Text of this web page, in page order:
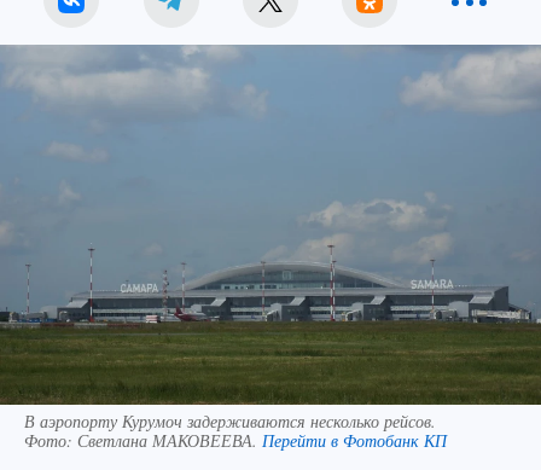
В аэропорту Курумоч задерживаются несколько рейсов.
Фото: Светлана МАКОВЕЕВА. Перейти в Фотобанк КП